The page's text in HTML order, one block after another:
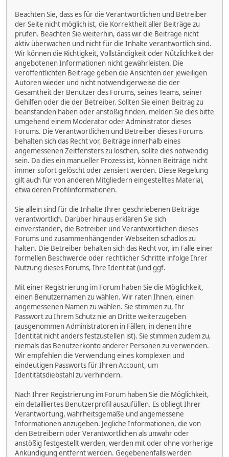
Beachten Sie, dass es für die Verantwortlichen und Betreiber
der Seite nicht möglich ist, die Korrektheit aller Beiträge zu
prüfen. Beachten Sie weiterhin, dass wir die Beiträge nicht
aktiv überwachen und nicht für die Inhalte verantwortlich sind.
Wir können die Richtigkeit, Vollständigkeit oder Nützlichkeit der
angebotenen Informationen nicht gewährleisten. Die
veröffentlichten Beiträge geben die Ansichten der jeweiligen
Autoren wieder und nicht notwendigerweise die der
Gesamtheit der Benutzer des Forums, seines Teams, seiner
Gehilfen oder die der Betreiber. Sollten Sie einen Beitrag zu
beanstanden haben oder anstößig finden, melden Sie dies bitte
umgehend einem Moderator oder Administrator dieses
Forums. Die Verantwortlichen und Betreiber dieses Forums
behalten sich das Recht vor, Beiträge innerhalb eines
angemessenen Zeitfensters zu löschen, sollte dies notwendig
sein. Da dies ein manueller Prozess ist, können Beiträge nicht
immer sofort gelöscht oder zensiert werden. Diese Regelung
gilt auch für von anderen Mitgliedern eingestelltes Material,
etwa deren Profilinformationen.
Sie allein sind für die Inhalte Ihrer geschriebenen Beiträge
verantwortlich. Darüber hinaus erklären Sie sich
einverstanden, die Betreiber und Verantwortlichen dieses
Forums und zusammenhängender Webseiten schadlos zu
halten. Die Betreiber behalten sich das Recht vor, im Falle einer
formellen Beschwerde oder rechtlicher Schritte infolge Ihrer
Nutzung dieses Forums, Ihre Identität (und ggf.
Mit einer Registrierung im Forum haben Sie die Möglichkeit,
einen Benutzernamen zu wählen. Wir raten Ihnen, einen
angemessenen Namen zu wählen. Sie stimmen zu, Ihr
Passwort zu Ihrem Schutz nie an Dritte weiterzugeben
(ausgenommen Administratoren in Fällen, in denen Ihre
Identität nicht anders festzustellen ist). Sie stimmen zudem zu,
niemals das Benutzerkonto anderer Personen zu verwenden.
Wir empfehlen die Verwendung eines komplexen und
eindeutigen Passworts für Ihren Account, um
Identitätsdiebstahl zu verhindern.
Nach Ihrer Registrierung im Forum haben Sie die Möglichkeit,
ein detailliertes Benutzerprofil auszufüllen. Es obliegt Ihrer
Verantwortung, wahrheitsgemäße und angemessene
Informationen anzugeben. Jegliche Informationen, die von
den Betreibern oder Verantwortlichen als unwahr oder
anstößig festgestellt werden, werden mit oder ohne vorherige
Ankündigung entfernt werden. Gegebenenfalls werden